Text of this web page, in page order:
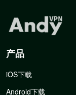
产品
iOS下载
Android下载